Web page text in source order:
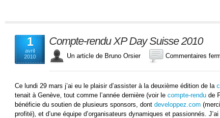
1
avril
2010
Compte-rendu XP Day Suisse 2010
Un article de Bruno Orsier Commentaires
Ce lundi 29 mars j’ai eu le plaisir d’assister à la deuxième édition de la
tenait à Genève, tout comme l’année dernière (voir le compte-rendu de
bénéficie du soutien de plusieurs sponsors, dont developpez.com
profité), et d’une équipe d’organisateurs dynamiques et passionnés.